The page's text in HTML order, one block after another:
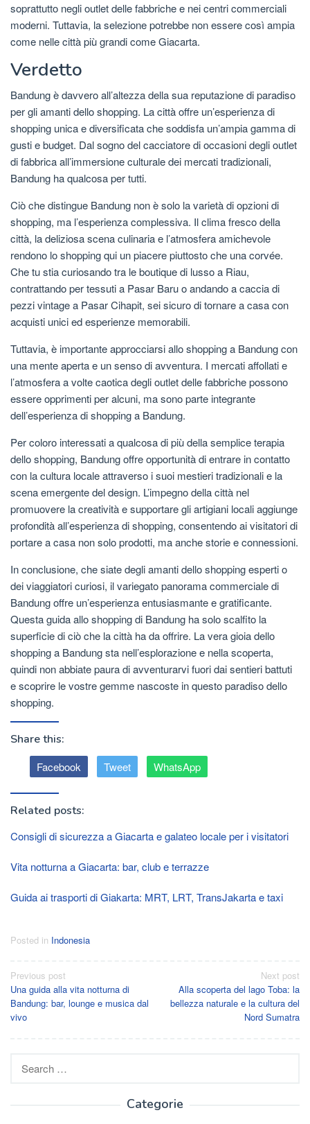
soprattutto negli outlet delle fabbriche e nei centri commerciali
moderni. Tuttavia, la selezione potrebbe non essere così ampia
come nelle città più grandi come Giacarta.
Verdetto
Bandung è davvero all’altezza della sua reputazione di paradiso
per gli amanti dello shopping. La città offre un’esperienza di
shopping unica e diversificata che soddisfa un’ampia gamma di
gusti e budget. Dal sogno del cacciatore di occasioni degli outlet
di fabbrica all’immersione culturale dei mercati tradizionali,
Bandung ha qualcosa per tutti.
Ciò che distingue Bandung non è solo la varietà di opzioni di
shopping, ma l’esperienza complessiva. Il clima fresco della
città, la deliziosa scena culinaria e l’atmosfera amichevole
rendono lo shopping qui un piacere piuttosto che una corvée.
Che tu stia curiosando tra le boutique di lusso a Riau,
contrattando per tessuti a Pasar Baru o andando a caccia di
pezzi vintage a Pasar Cihapit, sei sicuro di tornare a casa con
acquisti unici ed esperienze memorabili.
Tuttavia, è importante approcciarsi allo shopping a Bandung con
una mente aperta e un senso di avventura. I mercati affollati e
l’atmosfera a volte caotica degli outlet delle fabbriche possono
essere opprimenti per alcuni, ma sono parte integrante
dell’esperienza di shopping a Bandung.
Per coloro interessati a qualcosa di più della semplice terapia
dello shopping, Bandung offre opportunità di entrare in contatto
con la cultura locale attraverso i suoi mestieri tradizionali e la
scena emergente del design. L’impegno della città nel
promuovere la creatività e supportare gli artigiani locali aggiunge
profondità all’esperienza di shopping, consentendo ai visitatori di
portare a casa non solo prodotti, ma anche storie e connessioni.
In conclusione, che siate degli amanti dello shopping esperti o
dei viaggiatori curiosi, il variegato panorama commerciale di
Bandung offre un’esperienza entusiasmante e gratificante.
Questa guida allo shopping di Bandung ha solo scalfito la
superficie di ciò che la città ha da offrire. La vera gioia dello
shopping a Bandung sta nell’esplorazione e nella scoperta,
quindi non abbiate paura di avventurarvi fuori dai sentieri battuti
e scoprire le vostre gemme nascoste in questo paradiso dello
shopping.
Share this:
Facebook Tweet WhatsApp
Related posts:
Consigli di sicurezza a Giacarta e galateo locale per i visitatori
Vita notturna a Giacarta: bar, club e terrazze
Guida ai trasporti di Giakarta: MRT, LRT, TransJakarta e taxi
Posted in Indonesia
Post
navigation
Previous post
Una guida alla vita notturna di
Bandung: bar, lounge e musica dal
vivo
Next post
Alla scoperta del lago Toba: la
bellezza naturale e la cultura del
Nord Sumatra
Categorie